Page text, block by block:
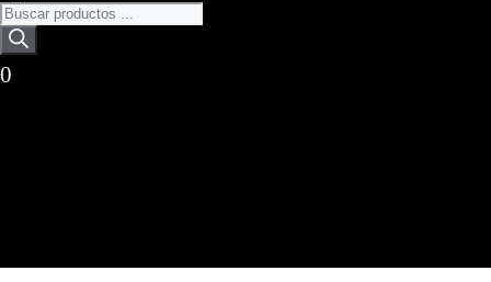
Búsqueda
de
productos
0